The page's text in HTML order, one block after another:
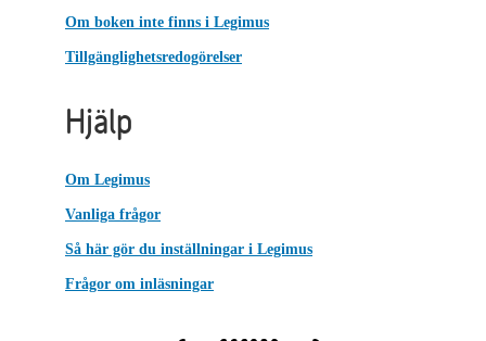
Om boken inte finns i Legimus
Tillgänglighetsredogörelser
Hjälp
Om Legimus
Vanliga frågor
Så här gör du inställningar i Legimus
Frågor om inläsningar